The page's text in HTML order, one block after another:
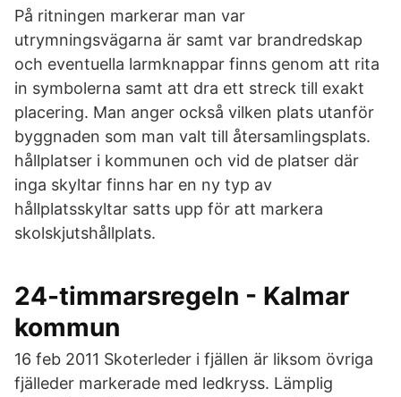
På ritningen markerar man var
utrymningsvägarna är samt var brandredskap
och eventuella larmknappar finns genom att rita
in symbolerna samt att dra ett streck till exakt
placering. Man anger också vilken plats utanför
byggnaden som man valt till återsamlingsplats.
hållplatser i kommunen och vid de platser där
inga skyltar finns har en ny typ av
hållplatsskyltar satts upp för att markera
skolskjutshållplats.
24-timmarsregeln - Kalmar
kommun
16 feb 2011 Skoterleder i fjällen är liksom övriga
fjälleder markerade med ledkryss. Lämplig